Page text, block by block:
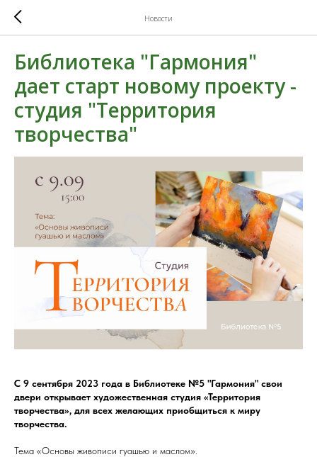
Новости
Библиотека "Гармония"
дает старт новому проекту -
студия "Территория
творчества"
С 9 сентября 2023 года в Библиотеке №5 "Гармония" свои
двери открывает художественная студия «Территория
творчества», для всех желающих приобщиться к миру
творчества.
Тема «Основы живописи гуашью и маслом».